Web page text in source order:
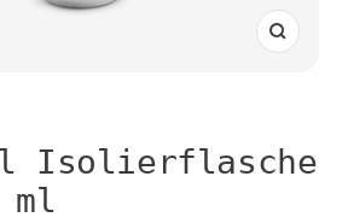
Zoom
Isolierflasche
ml